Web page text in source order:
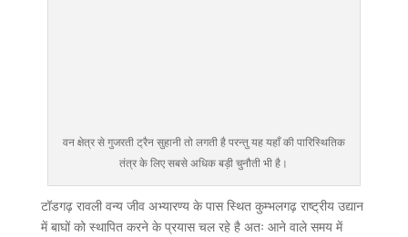
वन क्षेत्र से गुजरती ट्रैन सुहानी तो लगती है परन्तु यह यहाँ की पारिस्थितिक
तंत्र के लिए सबसे अधिक बड़ी चुनौती भी है।
टॉडगढ़ रावली वन्य जीव अभ्यारण्य के पास स्थित कुम्भलगढ़ राष्ट्रीय उद्यान
में बाघों को स्थापित करने के प्रयास चल रहे है अतः आने वाले समय में